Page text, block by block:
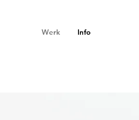
Werk Info